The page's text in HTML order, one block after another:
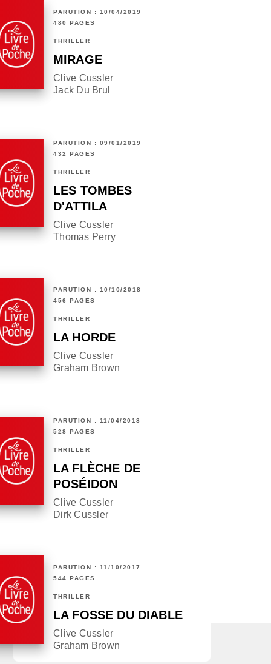
PARUTION : 10/04/2019
480 PAGES
THRILLER
MIRAGE
Clive Cussler
Jack Du Brul
PARUTION : 09/01/2019
432 PAGES
THRILLER
LES TOMBES
D'ATTILA
Clive Cussler
Thomas Perry
PARUTION : 10/10/2018
456 PAGES
THRILLER
LA HORDE
Clive Cussler
Graham Brown
PARUTION : 11/04/2018
528 PAGES
THRILLER
LA FLÈCHE DE
POSÉIDON
Clive Cussler
Dirk Cussler
PARUTION : 11/10/2017
544 PAGES
THRILLER
LA FOSSE DU DIABLE
Clive Cussler
Graham Brown